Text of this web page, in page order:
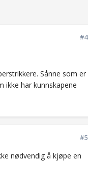
#4
Sånne som er
ikke har kunnskapene
#5
nødvendig å kjøpe en